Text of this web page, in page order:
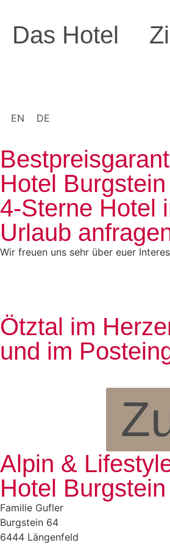
Das Hotel
EN DE
Hotel Burgstein
4-Sterne Hotel
Urlaub
Wir freuen uns sehr über euer
Ötztal im
und im
Alpin &
Hotel Burgstein
Familie Gufler
Burgstein 64
6444 Längenfeld